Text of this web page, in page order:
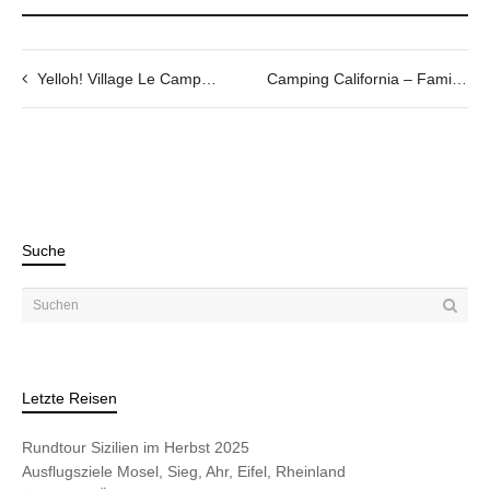
Yelloh! Village Le Campoloro – Familiencamping an der Ostküste Korsikas Camping California – Familiencamping in der Bucht von Pinarello auf Korsika
Suche
Letzte Reisen
Rundtour Sizilien im Herbst 2025
Ausflugsziele Mosel, Sieg, Ahr, Eifel, Rheinland